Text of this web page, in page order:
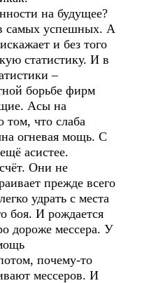
на будущее?
самых успешных. А
и без того
статистику. И в
–
борьбе фирм
Асы на
том, что слаба
огневая мощь. С
асистее.
Они не
прежде всего
удрать с места
боя. И рождается
дороже мессера. У
почему-то
мессеров. И